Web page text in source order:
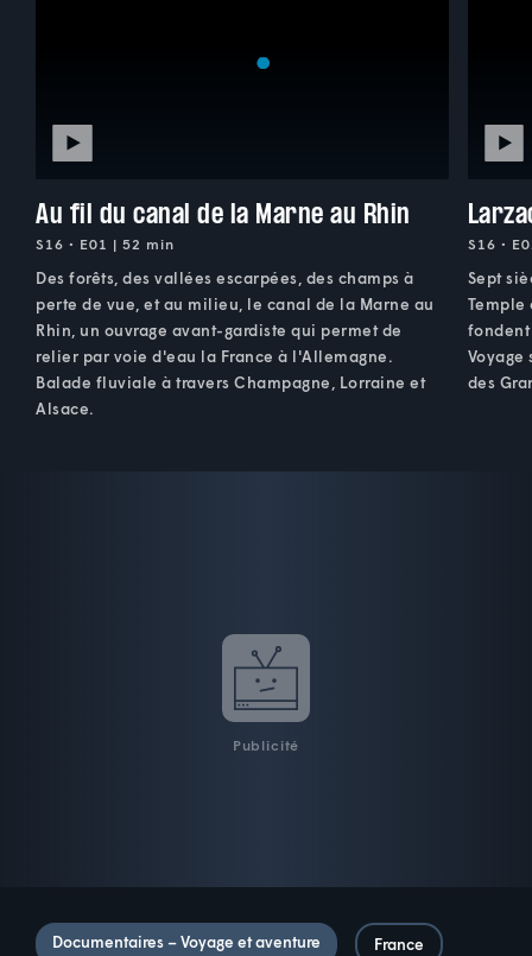
Au fil du canal de la Marne au Rhin
S16 • E01 | 52 min
Des forêts, des vallées escarpées, des champs à
perte de vue, et au milieu, le canal de la Marne au
Rhin, un ouvrage avant-gardiste qui permet de
relier par voie d'eau la France à l'Allemagne.
Balade fluviale à travers Champagne, Lorraine et
Alsace.
S16 •
Sept
Temple
fondent
Voyage
des
Publicité
Documentaires – Voyage et aventure France